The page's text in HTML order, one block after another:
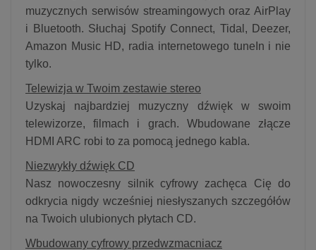
muzycznych serwisów streamingowych oraz AirPlay
i Bluetooth. Słuchaj Spotify Connect, Tidal, Deezer,
Amazon Music HD, radia internetowego tuneIn i nie
tylko.
Telewizja w Twoim zestawie stereo
Uzyskaj najbardziej muzyczny dźwięk w swoim
telewizorze, filmach i grach. Wbudowane złącze
HDMI ARC robi to za pomocą jednego kabla.
Niezwykły dźwięk CD
Nasz nowoczesny silnik cyfrowy zachęca Cię do
odkrycia nigdy wcześniej niesłyszanych szczegółów
na Twoich ulubionych płytach CD.
Wbudowany cyfrowy przedwzmacniacz